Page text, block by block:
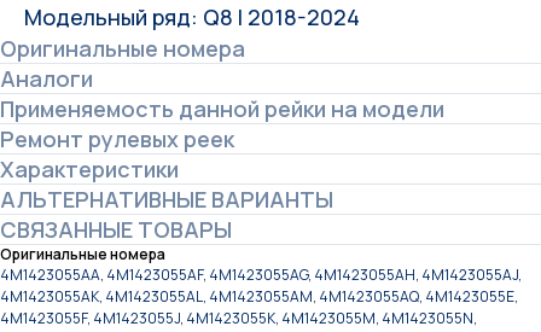
Модельный ряд: Q8 I 2018-2024
Оригинальные номера
Аналоги
Применяемость данной рейки на модели
Ремонт рулевых реек
Характеристики
АЛЬТЕРНАТИВНЫЕ ВАРИАНТЫ
СВЯЗАННЫЕ ТОВАРЫ
Оригинальные номера
4M1423055AA, 4M1423055AF, 4M1423055AG, 4M1423055AH, 4M1423055AJ,
4M1423055AK, 4M1423055AL, 4M1423055AM, 4M1423055AQ, 4M1423055E,
4M1423055F, 4M1423055J, 4M1423055K, 4M1423055M, 4M1423055N,